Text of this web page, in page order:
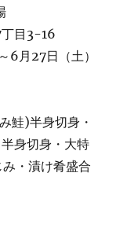
目3-16
月27日（土）
鮭)半身切身・
身切身・大特
・漬け肴盛合